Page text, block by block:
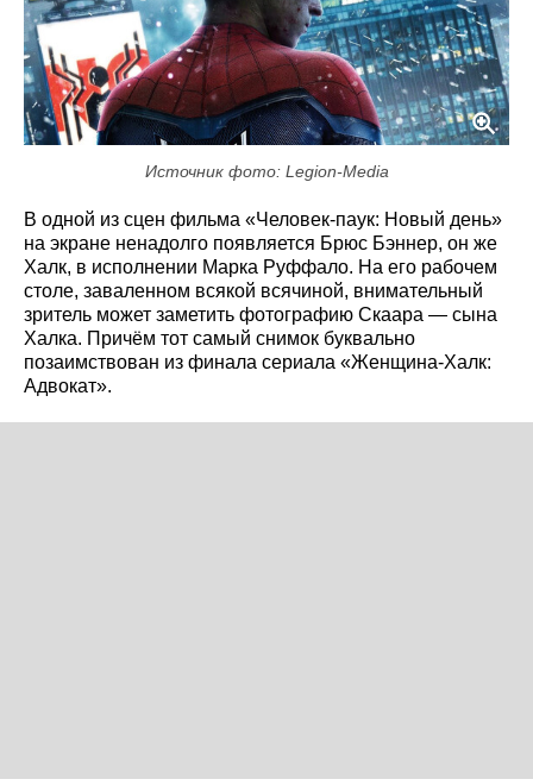
Источник фото: Legion-Media
В одной из сцен фильма «Человек-паук: Новый день»
на экране ненадолго появляется Брюс Бэннер, он же
Халк, в исполнении Марка Руффало. На его рабочем
столе, заваленном всякой всячиной, внимательный
зритель может заметить фотографию Скаара — сына
Халка. Причём тот самый снимок буквально
позаимствован из финала сериала «Женщина-Халк:
Адвокат».